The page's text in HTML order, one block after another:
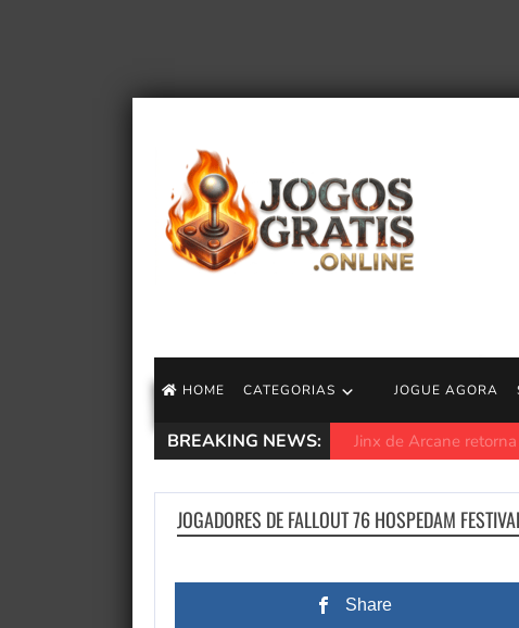
HOME CATEGORIAS JOGUE AGORA
BREAKING NEWS: Minecraft, Monster
JOGADORES DE FALLOUT 76 HOSPEDAM
Share